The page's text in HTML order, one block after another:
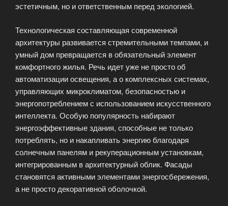
эстетичным, но и ответственным перед экологией.
Технологическая составляющая современной
архитектуры развивается стремительными темпами, и
умный дом превращается в обязательный элемент
комфортного жилья. Речь идет уже не просто об
автоматизации освещения, а о комплексных системах,
управляющих микроклиматом, безопасностью и
энергопотреблением с использованием искусственного
интеллекта. Особую популярность набирают
энергоэффективные здания, способные не только
потреблять, но и накапливать энергию благодаря
солнечным панелям и рекуперационным установкам,
интегрированным в архитектурный облик. Фасады
становятся активными элементами энергосбережения,
а не просто декоративной оболочкой.